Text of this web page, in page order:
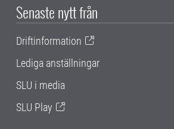
Senaste nytt från
Driftinformation
Lediga anställningar
SLU i media
SLU Play